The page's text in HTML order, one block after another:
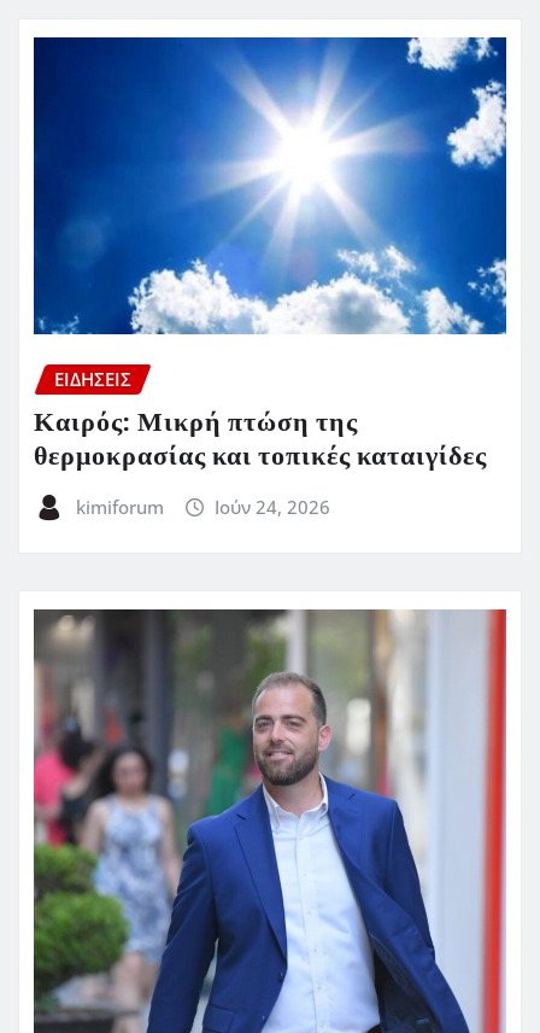
ΕΙΔΗΣΕΙΣ
Καιρός: Μικρή πτώση της
θερμοκρασίας και τοπικές καταιγίδες
kimiforum Ιούν 24, 2026